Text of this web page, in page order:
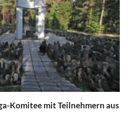
Komitee mit Teilnehmern aus